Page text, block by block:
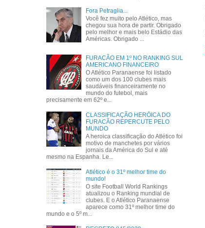
Fora Petraglia...
Você fez muito pelo Atlético, mas
chegou sua hora de partir. Obrigado
pelo melhor e mais belo Estádio das
Américas. Obrigado ...
FURACÃO EM 1º NO RANKING SUL
AMERICANO FINANCEIRO
O Atlético Paranaense foi listado
como um dos 100 clubes mais
saudáveis financeiramente no
mundo do futebol, mais
precisamente em 62º e...
CLASSIFICAÇÃO HERÓICA DO
FURACÃO REPERCUTE PELO
MUNDO
A heroica classificação do Atlético foi
motivo de manchetes por vários
jornais da América do Sul e até
mesmo na Espanha. Le...
Atlético é o 31º melhor time do
mundo!
O site Football World Rankings
atualizou o Ranking mundial de
clubes. E o Atlético Paranaense
aparece como 31º melhor time do
mundo e o 5º m...